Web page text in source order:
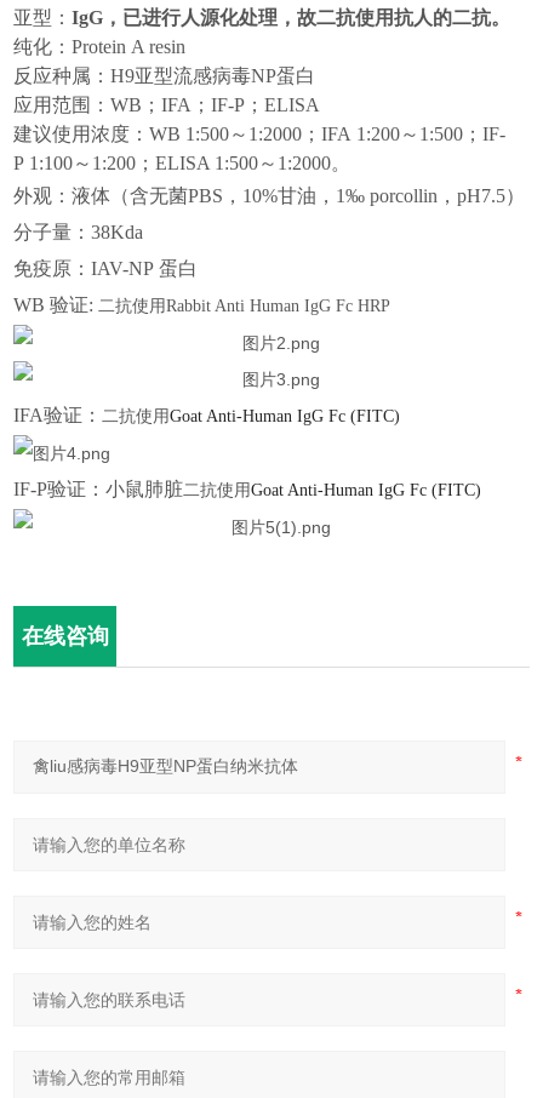
亚型：IgG ， 已进行人源化处理，故二抗使用抗人的二抗。
纯化：Protein Aresin
反应种属：H9亚型流感病毒NP蛋白
应用范围：WB ；IFA ；IF-P ；ELISA
建议使用浓度：WB 1:500～ 1 :2000 ；IFA 1 :200～ 1 :500 ；IF-
P 1 :100～ 1 :200 ；ELISA 1:500～ 1 :2000。
外观：液体（含无菌PBS ， 10%甘油， 1‰porcollin ，pH7.5）
分子量：38Kda
免疫原：IAV-NP 蛋白
WB验证: 二抗使用Rabbit Anti Human IgG Fc HRP
IFA验证： 二抗使用Goat Anti-Human IgG Fc (FITC)
IF-P验证：小鼠肺脏二抗使用Goat Anti-Human IgG Fc (FITC)
在线咨询